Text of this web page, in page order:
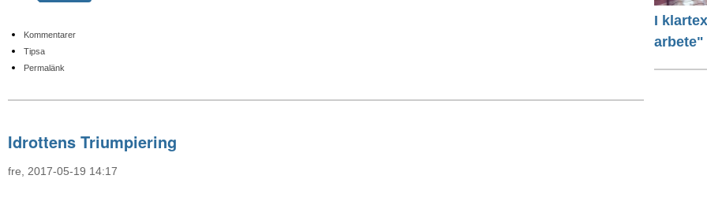
Kommentarer
Tipsa
Permalänk
Idrottens Triumpiering
fre, 2017-05-19 14:17
I
arbete"